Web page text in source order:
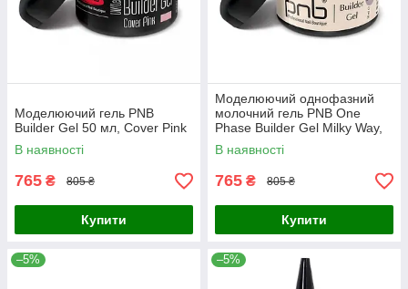
Моделюючий гель PNB
Builder Gel 50 мл, Cover Pink
В наявності
765 ₴ 805 ₴
Купити
Моделюючий однофазний
молочний гель PNB One
Phase Builder Gel Milky Way,
50 мл
В наявності
765 ₴ 805 ₴
Купити
–5% –5%